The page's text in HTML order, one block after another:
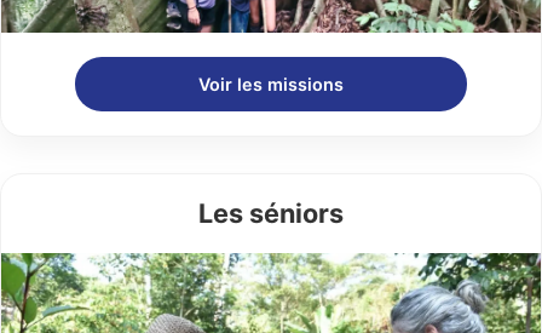
Voir les missions
Les séniors